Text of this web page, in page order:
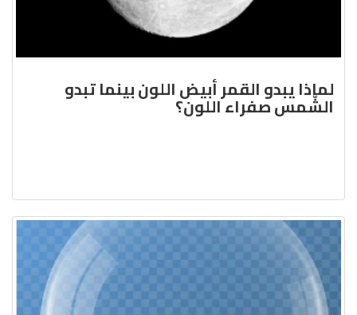
لماذا يبدو القمر أبيض اللون بينما تبدو
الشّمس صفراء اللون؟